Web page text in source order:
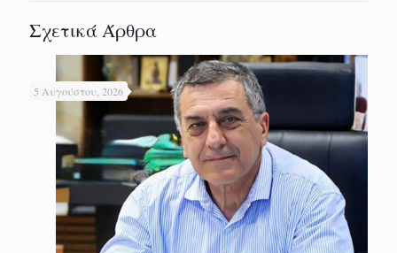
Σχετικά Άρθρα
5 Αυγούστου, 2026